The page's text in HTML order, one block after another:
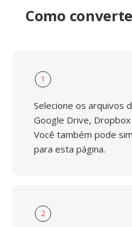
Como
1
Selecione os arquivos
Google Drive, Dropbox
Você também pode
para esta página.
2